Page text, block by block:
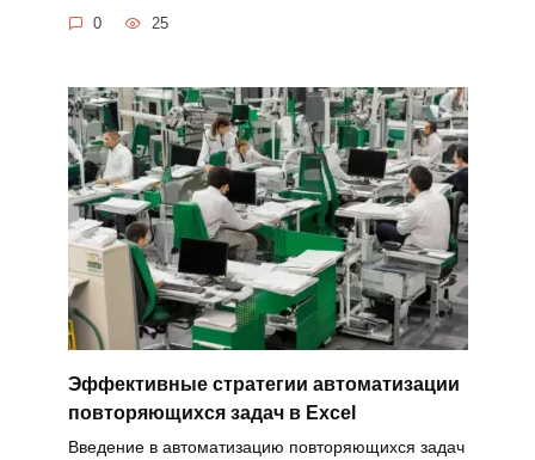
0 25
Эффективные стратегии автоматизации
повторяющихся задач в Excel
Введение в автоматизацию повторяющихся задач